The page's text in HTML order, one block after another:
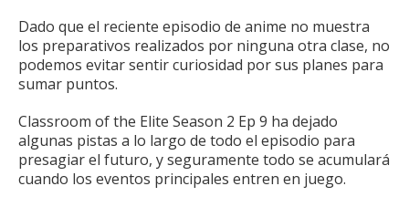
Dado que el reciente episodio de anime no muestra
los preparativos realizados por ninguna otra clase, no
podemos evitar sentir curiosidad por sus planes para
sumar puntos.
Classroom of the Elite Season 2 Ep 9 ha dejado
algunas pistas a lo largo de todo el episodio para
presagiar el futuro, y seguramente todo se acumulará
cuando los eventos principales entren en juego.